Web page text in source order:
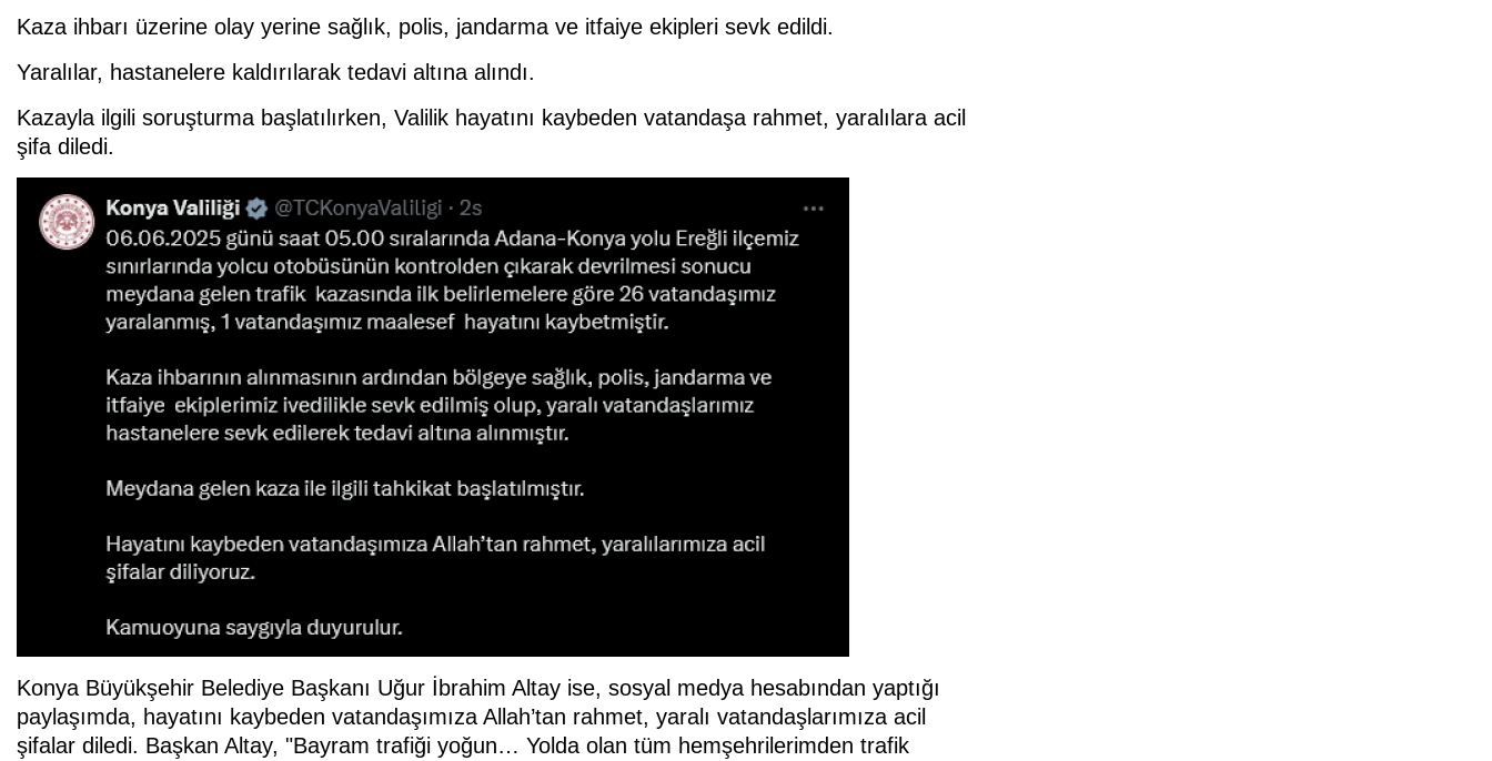
Kaza ihbarı üzerine olay yerine sağlık, polis, jandarma ve itfaiye ekipleri sevk edildi.
Yaralılar, hastanelere kaldırılarak tedavi altına alındı.
Kazayla ilgili soruşturma başlatılırken, Valilik hayatını kaybeden vatandaşa rahmet, yaralılara acil
şifa diledi.
Konya Büyükşehir Belediye Başkanı Uğur İbrahim Altay ise, sosyal medya hesabından yaptığı
paylaşımda, hayatını kaybeden vatandaşımıza Allah’tan rahmet, yaralı vatandaşlarımıza acil
şifalar diledi. Başkan Altay, "Bayram trafiği yoğun… Yolda olan tüm hemşehrilerimden trafik